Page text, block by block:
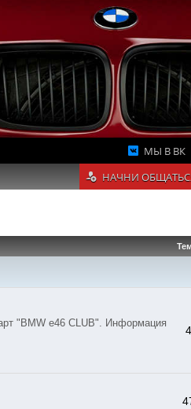
МЫ В ВК
НАЧНИ
"BMW e46 CLUB". Информация
4